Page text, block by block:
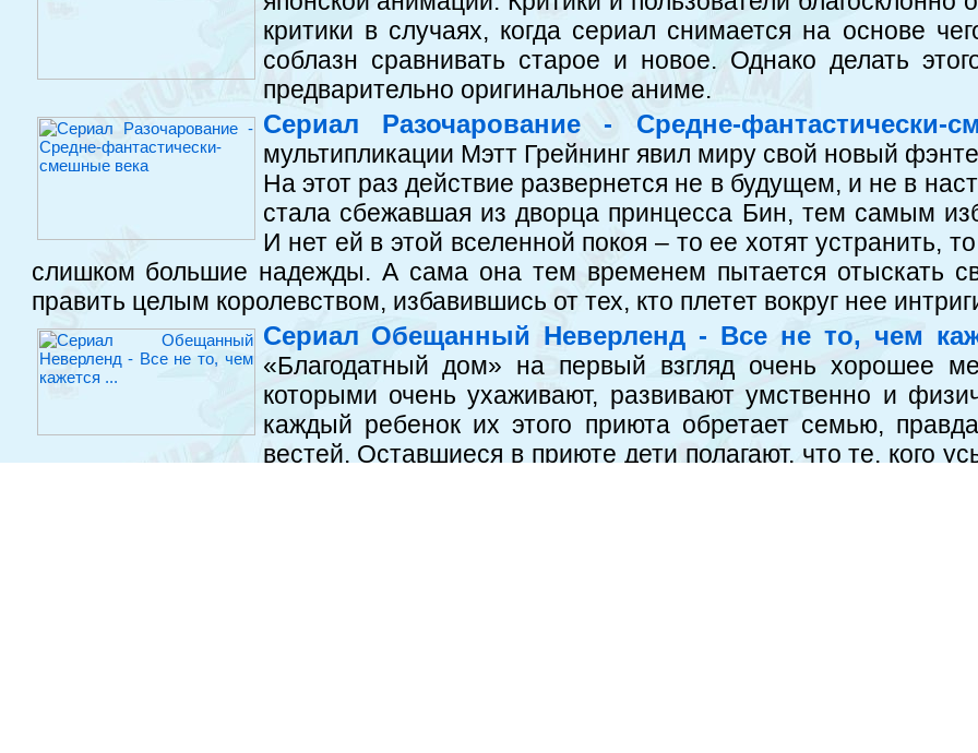
критики в случаях, когда сериал снимается на основе
соблазн сравнивать старое и новое. Однако делать
предварительно оригинальное аниме.
Сериал Разочарование - Средне-фантастически-
мультипликации Мэтт Грейнинг явил миру свой новый
На этот раз действие развернется не в будущем, и не в
стала сбежавшая из дворца принцесса Бин, тем самым
И нет ей в этой вселенной покоя – то ее хотят устранить,
слишком большие надежды. А сама она тем временем пытается отыскать
править целым королевством, избавившись от тех, кто плетет вокруг нее
Сериал Обещанный Неверленд - Все не то, чем
«Благодатный дом» на первый взгляд очень хорошее
которыми очень ухаживают, развивают умственно и
каждый ребенок их этого приюта обретает семью,
вестей. Оставшиеся в приюте дети полагают, что те, кого